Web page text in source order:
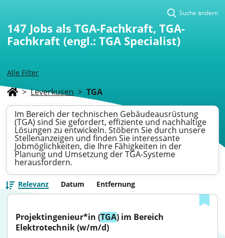
Alle Filter
Suche ändern
147 Jobs als TGA-Fachkraft, TGA-
Fachkraft (engl.: TGA Specialist)
> Leverkusen > TGA
Im Bereich der technischen Gebäudeausrüstung
(TGA) sind Sie gefordert, effiziente und nachhaltige
Lösungen zu entwickeln. Stöbern Sie durch unsere
Stellenanzeigen und finden Sie interessante
Jobmöglichkeiten, die Ihre Fähigkeiten in der
Planung und Umsetzung der TGA-Systeme
herausfordern.
Relevanz Datum Entfernung
Projektingenieur*in (TGA) im Bereich
Elektrotechnik (w/m/d)